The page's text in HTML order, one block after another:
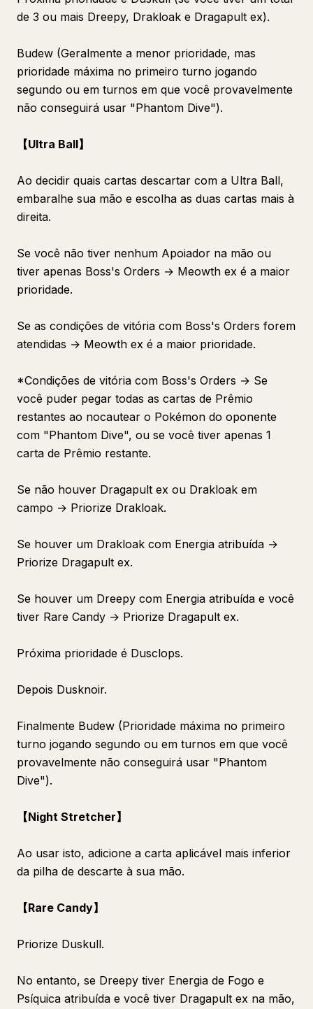
de 3 ou mais Dreepy, Drakloak e Dragapult ex).
Budew (Geralmente a menor prioridade, mas
prioridade máxima no primeiro turno jogando
segundo ou em turnos em que você provavelmente
não conseguirá usar "Phantom Dive").
【Ultra Ball】
Ao decidir quais cartas descartar com a Ultra Ball,
embaralhe sua mão e escolha as duas cartas mais à
direita.
Se você não tiver nenhum Apoiador na mão ou
tiver apenas Boss's Orders → Meowth ex é a maior
prioridade.
Se as condições de vitória com Boss's Orders forem
atendidas → Meowth ex é a maior prioridade.
*Condições de vitória com Boss's Orders → Se
você puder pegar todas as cartas de Prêmio
restantes ao nocautear o Pokémon do oponente
com "Phantom Dive", ou se você tiver apenas 1
carta de Prêmio restante.
Se não houver Dragapult ex ou Drakloak em
campo → Priorize Drakloak.
Se houver um Drakloak com Energia atribuída →
Priorize Dragapult ex.
Se houver um Dreepy com Energia atribuída e você
tiver Rare Candy → Priorize Dragapult ex.
Próxima prioridade é Dusclops.
Depois Dusknoir.
Finalmente Budew (Prioridade máxima no primeiro
turno jogando segundo ou em turnos em que você
provavelmente não conseguirá usar "Phantom
Dive").
【Night Stretcher】
Ao usar isto, adicione a carta aplicável mais inferior
da pilha de descarte à sua mão.
【Rare Candy】
Priorize Duskull.
No entanto, se Dreepy tiver Energia de Fogo e
Psíquica atribuída e você tiver Dragapult ex na mão,